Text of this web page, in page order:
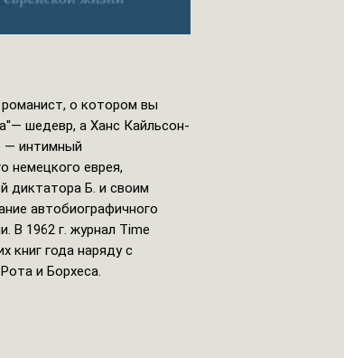
о котором вы
шедевр, а Ханс Кайльсон-
— интимный
немецкого еврея,
диктатора Б. и своим
автобиографичного
В 1962 г. журнал Time
книг года наряду с
и Борхеса.